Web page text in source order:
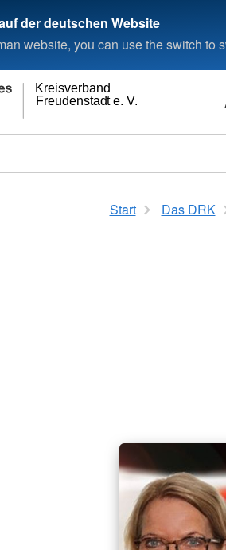
der deutschen Website
website, you can use the switch to
Freudenstadt e. V.
Kreisverband
Start Das DRK